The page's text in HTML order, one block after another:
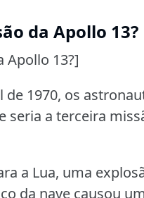
da Apollo 13?
Apollo 13?]
1970, os
seria a terceira
a Lua, uma
da nave causou